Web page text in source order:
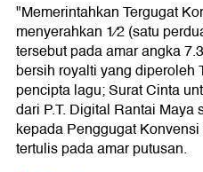
"Memerintahkan Tergugat
menyerahkan 1⁄2 (satu
tersebut pada amar angka
bersih royalti yang diperoleh
pencipta lagu; Surat Cinta
dari P.T. Digital Rantai
kepada Penggugat
tertulis pada amar putusan.